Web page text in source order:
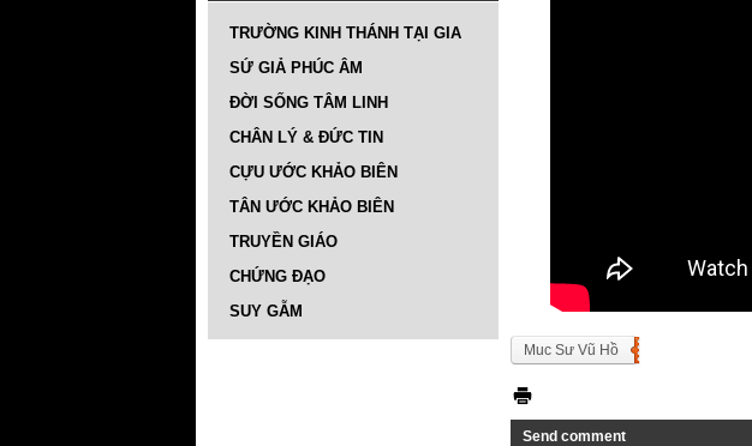
TRƯỜNG KINH THÁNH TẠI GIA
SỨ GIẢ PHÚC ÂM
ĐỜI SỐNG TÂM LINH
CHÂN LÝ & ĐỨC TIN
CỰU ƯỚC KHẢO BIÊN
TÂN ƯỚC KHẢO BIÊN
TRUYỀN GIÁO
CHỨNG ĐẠO
SUY GẪM
Muc Sư Vũ Hồ
Send comment